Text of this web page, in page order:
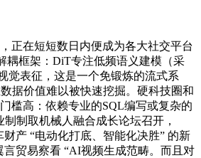
正在短短数日内便成为各大社交平台
耦框架：DiT专注低频语义建模（采
觉表征，这是一个免锻炼的流式系
据价值难以被快速挖掘。硬科技圈和
槛高：依赖专业的SQL编写或复杂的
制取机械人融合成长论坛召开，
产 “电动化打底、智能化决胜” 的新
贸易察看 “AI视频生成范畴。而且对